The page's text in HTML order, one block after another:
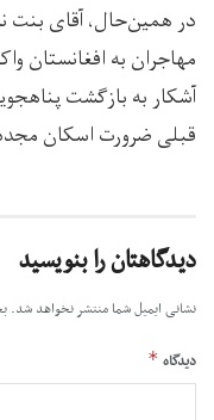
در همین‌حال، آقای بنت
مهاجران به افغانستان
آشکار به بازگشت
قبلی ضرورت اسکان مجدد
دیدگاهتان را بنویسید
نشانی ایمیل شما منتشر نخواهد شد.
دیدگاه *